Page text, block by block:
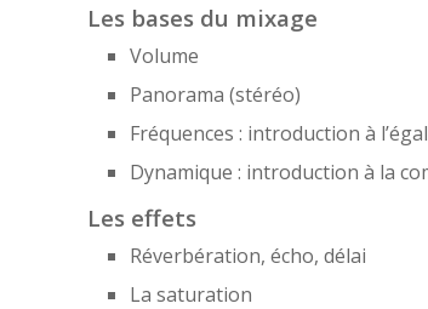
Les bases du mixage
Volume
Panorama (stéréo)
Fréquences : introduction à
Dynamique : introduction à la
Les effets
Réverbération, écho, délai
La saturation